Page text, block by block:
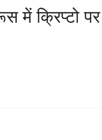
में क्रिप्टो पर